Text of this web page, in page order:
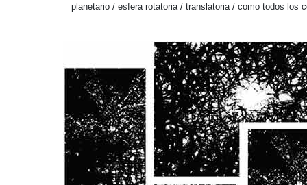
planetario / esfera rotatoria / translatoria / como todos los